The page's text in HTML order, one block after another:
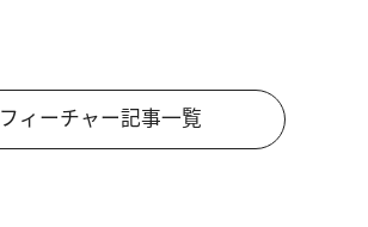
フィーチャー記事一覧